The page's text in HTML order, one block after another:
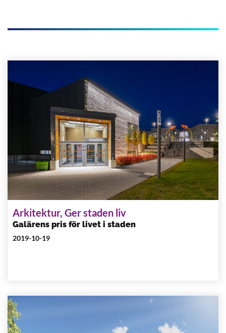
Arkitektur, Ger staden liv
Galärens pris för livet i staden
2019-10-19